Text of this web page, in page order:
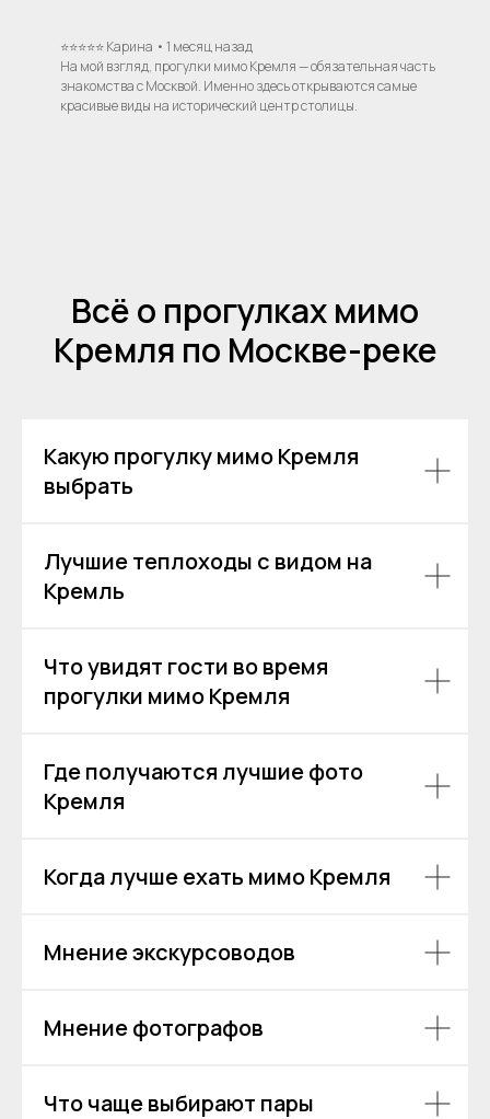
⭐⭐⭐⭐⭐ Карина • 1 месяц назад
На мой взгляд, прогулки мимо Кремля — обязательная часть
знакомства с Москвой. Именно здесь открываются самые
красивые виды на исторический центр столицы.
Всё о прогулках мимо
Кремля по Москве-реке
Какую прогулку мимо Кремля
выбрать
Лучшие теплоходы с видом на
Кремль
Что увидят гости во время
прогулки мимо Кремля
Где получаются лучшие фото
Кремля
Когда лучше ехать мимо Кремля
Мнение экскурсоводов
Мнение фотографов
Что чаще выбирают пары
Остались вопросы?
+7
персональных данных на условиях
Согласия
и подтверждаю, что
ознакомлен(а) с
Отправить